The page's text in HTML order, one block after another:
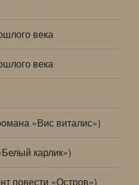
века
века
«Вис виталис»)
карлик»)
повести «Остров»)